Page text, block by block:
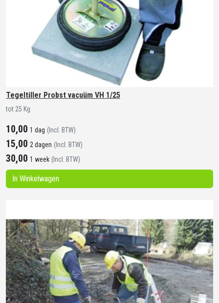
Tegeltiller Probst vacuüm VH 1/25
tot 25 Kg
10,00 1 dag (Incl. BTW)
15,00 2 dagen (Incl. BTW)
30,00 1 week (Incl. BTW)
In Winkelwagen